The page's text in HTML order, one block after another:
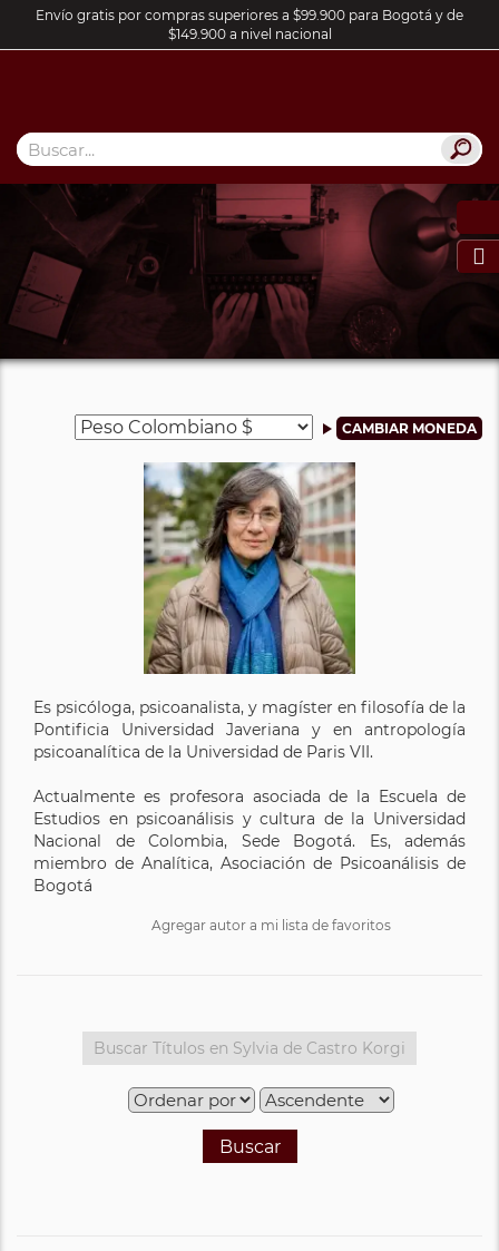
Envío gratis por compras superiores a $99.900 para Bogotá y de
$149.900 a nivel nacional

Es psicóloga, psicoanalista, y magíster en filosofía de la
Pontificia Universidad Javeriana y en antropología
psicoanalítica de la Universidad de Paris VII.
Actualmente es profesora asociada de la Escuela de
Estudios en psicoanálisis y cultura de la Universidad
Nacional de Colombia, Sede Bogotá. Es, además
miembro de Analítica, Asociación de Psicoanálisis de
Bogotá
Agregar autor a mi lista de favoritos
Buscar